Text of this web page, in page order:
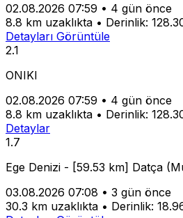
02.08.2026 07:59 • 4 gün önce
8.8 km uzaklıkta • Derinlik:
Detayları Görüntüle
2.1
ONIKI
02.08.2026 07:59 • 4 gün önce
8.8 km uzaklıkta • Derinlik:
Detaylar
1.7
Ege Denizi - [59.53 km] Datça
03.08.2026 07:08 • 3 gün önce
30.3 km uzaklıkta • Derinlik: